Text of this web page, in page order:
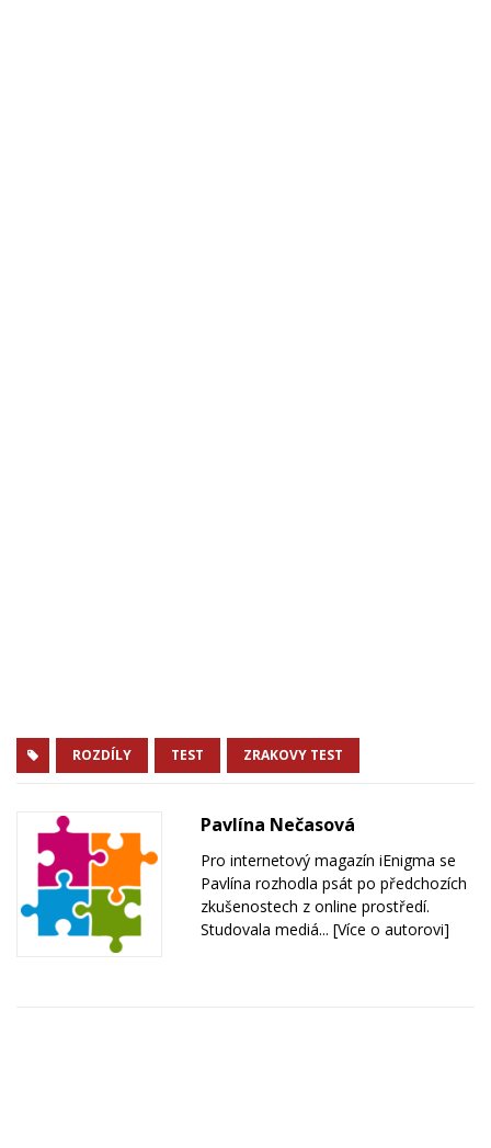
ROZDÍLY TEST ZRAKOVY TEST
Pavlína Nečasová
Pro internetový magazín iEnigma se
Pavlína rozhodla psát po předchozích
zkušenostech z online prostředí.
Studovala mediá... [Více o autorovi]